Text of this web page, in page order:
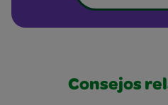
Consejos